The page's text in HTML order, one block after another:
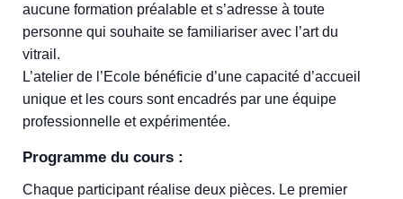
aucune formation préalable et s’adresse à toute
personne qui souhaite se familiariser avec l’art du
vitrail.
L’atelier de l’Ecole bénéficie d’une capacité d’accueil
unique et les cours sont encadrés par une équipe
professionnelle et expérimentée.
Programme du cours :
Chaque participant réalise deux pièces. Le premier